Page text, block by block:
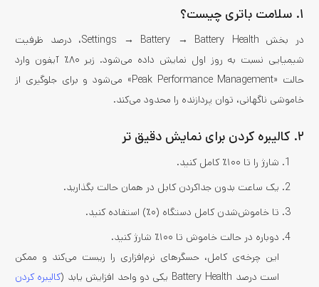
۱. سلامت باتری چیست؟
در بخش Settings → Battery → Battery Health، درصد ظرفیت
شیمیایی نسبت به روز اول نمایش داده می‌شود. زیر ۸۰٪ آیفون وارد
حالت «Peak Performance Management» می‌شود و برای جلوگیری از
خاموشی ناگهانی، توان پردازنده را محدود می‌کند.
۲. کالیبره‌ کردن برای نمایش دقیق‌ تر
شارژ را تا ۱۰۰٪ کامل کنید.
یک ساعت بدون جداکردن کابل در همان حالت بگذارید.
تا خاموش‌شدن کامل دستگاه (۰٪) استفاده کنید.
دوباره در حالت خاموش تا ۱۰۰٪ شارژ کنید.
این چرخه‌ی کامل، حسگرهای نرم‌افزاری را ریست می‌کند و ممکن
است درصد Battery Health یکی دو واحد افزایش یابد (
کالیبره کردن